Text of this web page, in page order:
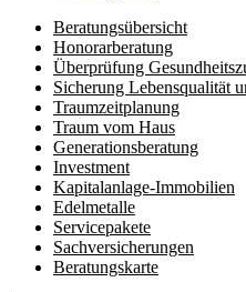
Beratungsübersicht
Honorar­beratung
Überprüfung
Sicherung Lebensqualität
Traumzeit­planung
Traum vom Haus
Generationsberatung
Investment
Kapitalanlage-Immobilien
Edelmetalle
Servicepakete
Sachversicherungen
Beratungskarte